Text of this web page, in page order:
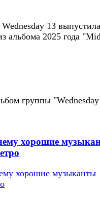
13 выпустила
альбома 2025 года
группы
хорошие